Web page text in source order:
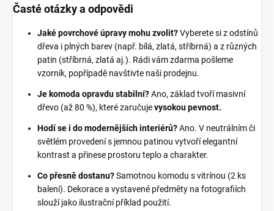
Časté otázky a odpovědi
Jaké povrchové úpravy mohu zvolit?Vyberete si z odstínů
dřeva i plných barev (např. bílá, zlatá, stříbrná) a z různých
patin (stříbrná, zlatá aj.). Rádi vám zdarma pošleme
vzorník, popřípadě navštivte naši prodejnu.
Je komoda opravdu stabilní?Ano, základ tvoří masivní
dřevo (až 80 %), které zaručujevysokou pevnost.
Hodí se i do modernějších interiérů?Ano. V neutrálním či
světlém provedení s jemnou patinou vytvoří elegantní
kontrast a přinese prostoru teplo a charakter.
Co přesně dostanu?Samotnou komodu s vitrínou (2 ks
balení). Dekorace a vystavené předměty na fotografiích
slouží jako ilustrační příklad použití.